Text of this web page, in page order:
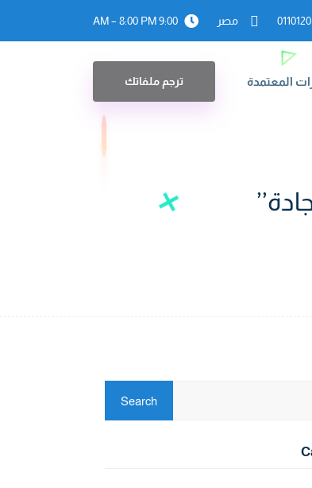
مصر 9:00 AM – 8:00 PM
المعتمدة ترجم ملفاتك